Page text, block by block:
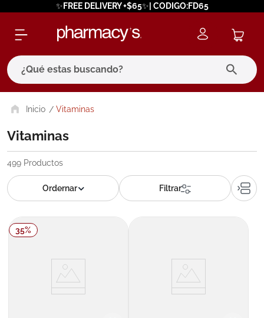
✨FREE DELIVERY +$65✨| CODIGO:FD65
¿Qué estas buscando?
Vitaminas
Vitaminas
499 Productos
35%
términos más buscados
eucerin
2. protector solar
bioderma
6.
roche posay
pañales